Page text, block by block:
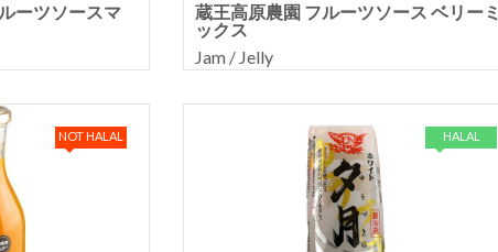
ーツソースマ
蔵王高原農園 フルーツソース ベリーミ
ックス
Jam / Jelly
NOT HALAL HALAL